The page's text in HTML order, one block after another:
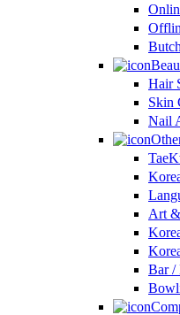
Hair
Skin
Nail
Art
Bar